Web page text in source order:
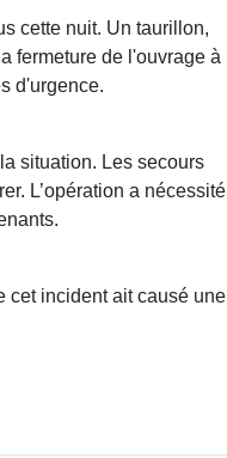
cette nuit. Un taurillon,
fermeture de l'ouvrage à
d'urgence.
situation. Les secours
L’opération a nécessité
cet incident ait causé une